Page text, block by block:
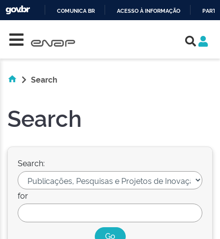
COMUNICA BR ACESSO À INFORMAÇÃO
Search
Search
Search:
for